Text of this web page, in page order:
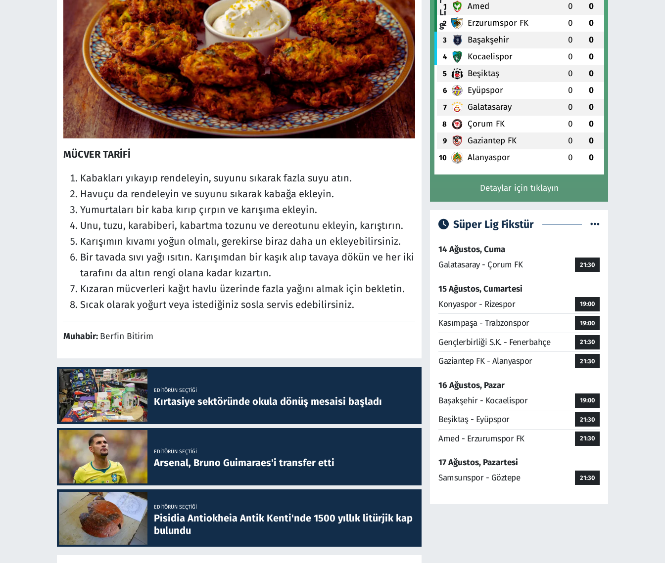
MÜCVER TARİFİ
Kabakları yıkayıp rendeleyin, suyunu sıkarak fazla suyu atın.
Havuçu da rendeleyin ve suyunu sıkarak kabağa ekleyin.
Yumurtaları bir kaba kırıp çırpın ve karışıma ekleyin.
Unu, tuzu, karabiberi, kabartma tozunu ve dereotunu ekleyin, karıştırın.
Karışımın kıvamı yoğun olmalı, gerekirse biraz daha un ekleyebilirsiniz.
Bir tavada sıvı yağı ısıtın. Karışımdan bir kaşık alıp tavaya dökün ve her iki
tarafını da altın rengi olana kadar kızartın.
Kızaran mücverleri kağıt havlu üzerinde fazla yağını almak için bekletin.
Sıcak olarak yoğurt veya istediğiniz sosla servis edebilirsiniz.
Muhabir: Berfin Bitirim
EDITÖRÜN SEÇTIĞI
Kırtasiye sektöründe okula dönüş mesaisi başladı
EDITÖRÜN SEÇTIĞI
Arsenal, Bruno Guimaraes'i transfer etti
EDITÖRÜN SEÇTIĞI
Pisidia Antiokheia Antik Kenti'nde 1500 yıllık litürjik kap
bulundu
1 Amed 0 0
2 Erzurumspor FK 0 0
3 Başakşehir 0 0
4 Kocaelispor 0 0
5 Beşiktaş 0 0
6 Eyüpspor 0 0
7 Galatasaray 0 0
8 Çorum FK 0 0
9 Gaziantep FK 0 0
10 Alanyaspor 0 0
Detaylar için tıklayın
Süper Lig Fikstür
14 Ağustos, Cuma
Galatasaray - Çorum FK
21:30
15 Ağustos, Cumartesi
Konyaspor - Rizespor
19:00
Kasımpaşa - Trabzonspor 19:00
Gençlerbirliği S.K. - Fenerbahçe 21:30
Gaziantep FK - Alanyaspor 21:30
16 Ağustos, Pazar
Başakşehir - Kocaelispor
19:00
Beşiktaş - Eyüpspor 21:30
Amed - Erzurumspor FK 21:30
17 Ağustos, Pazartesi
Samsunspor - Göztepe
21:30